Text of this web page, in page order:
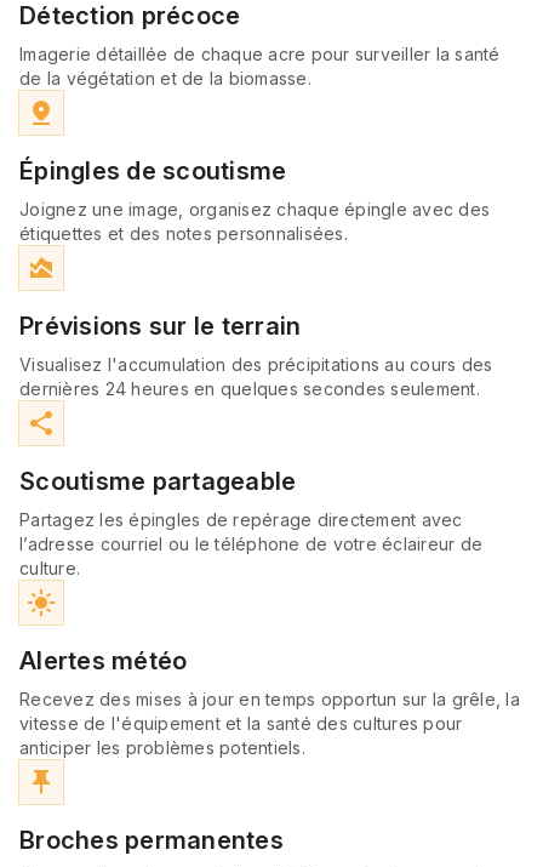
Détection précoce
Imagerie détaillée de chaque acre pour surveiller la santé
de la végétation et de la biomasse.
pin_drop
Épingles de scoutisme
Joignez une image, organisez chaque épingle avec des
étiquettes et des notes personnalisées.
area_chart
Prévisions sur le terrain
Visualisez l'accumulation des précipitations au cours des
dernières 24 heures en quelques secondes seulement.
share
Scoutisme partageable
Partagez les épingles de repérage directement avec
l’adresse courriel ou le téléphone de votre éclaireur de
culture.
light_mode
Alertes météo
Recevez des mises à jour en temps opportun sur la grêle, la
vitesse de l'équipement et la santé des cultures pour
anticiper les problèmes potentiels.
push_pin
Broches permanentes